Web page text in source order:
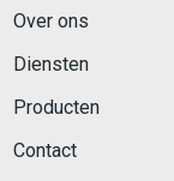
Over ons
Diensten
Producten
Contact